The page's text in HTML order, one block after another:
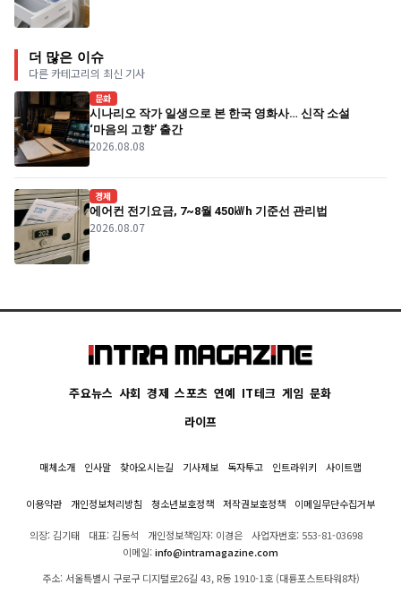
더 많은 이슈
다른 카테고리의 최신 기사
문화
시나리오 작가 일생으로 본 한국 영화사… 신작 소설
‘마음의 고향’ 출간
2026.08.08
경제
에어컨 전기요금, 7~8월 450㎾h 기준선 관리법
2026.08.07
주요뉴스 사회 경제 스포츠 연예 IT테크 게임 문화
라이프
매체소개 인사말 찾아오시는길 기사제보 독자투고 인트라위키 사이트맵
이용약관 개인정보처리방침 청소년보호정책 저작권보호정책 이메일무단수집거부
의장: 김기태 대표: 김동석 개인정보책임자: 이경은
사업자번호: 553-81-03698
이메일:info@intramagazine.com
주소: 서울특별시 구로구 디지털로26길 43, R동 1910-1호 (대륭포스트타워8차)